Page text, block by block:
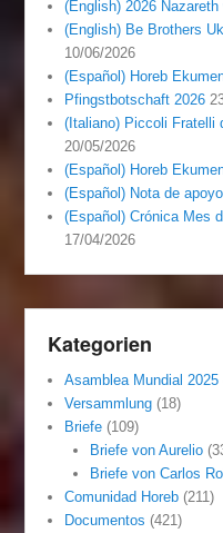
(English) 2026
(English) Be Brothers
10/06/2026
(Español) Horeb
Pfingstbotschaft 2026
(Italiano) Piccoli Fratelli
20/05/2026
(Español) Horeb
(Español) Nota de
(Español) Crónica Mes
17/04/2026
Kategorien
Asamblea Mundial 2025
Versammlung (18)
Briefe (109)
Briefe von Aurelio
Briefe von Carlos
Comunidad Horeb (211)
Documentos (421)